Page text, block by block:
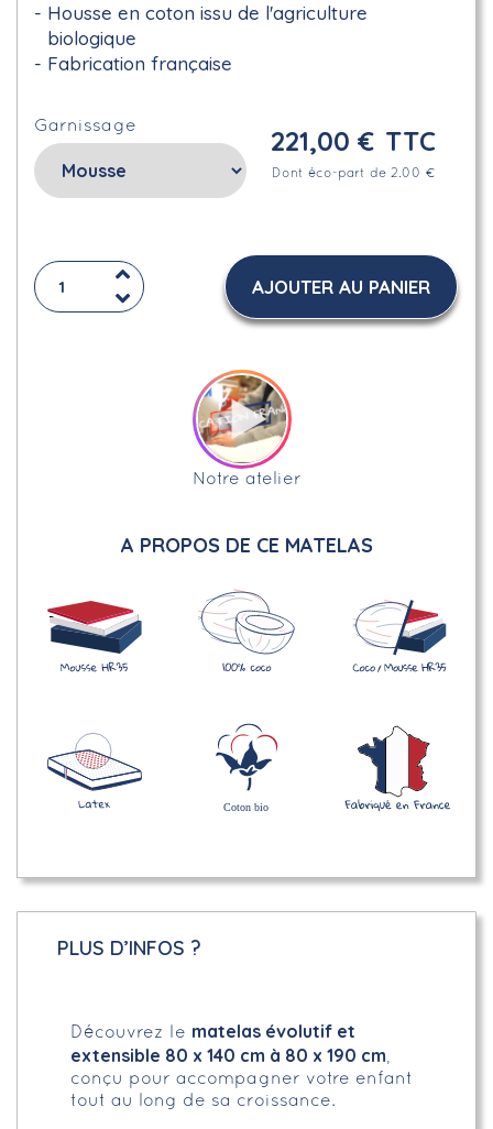
Housse en coton issu de l'agriculture
biologique
Fabrication française
Garnissage 221,00 € TTC
Dont éco-part de 2.00 €
AJOUTER AU PANIER
Notre atelier
A PROPOS DE CE MATELAS
PLUS D’INFOS ?
Découvrez le matelas évolutif et
extensible 80 x 140 cm à 80 x 190 cm,
conçu pour accompagner votre enfant
tout au long de sa croissance.